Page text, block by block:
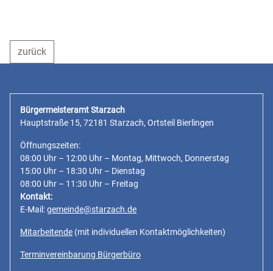
zurück
Bürgermeisteramt Starzach
Hauptstraße 15, 72181 Starzach, Ortsteil Bierlingen
Öffnungszeiten:
08:00 Uhr – 12:00 Uhr – Montag, Mittwoch, Donnerstag
15:00 Uhr – 18:30 Uhr – Dienstag
08:00 Uhr – 11:30 Uhr – Freitag
Kontakt:
E-Mail:gemeinde@starzach.de
Mitarbeitende (mit individuellen Kontaktmöglichkeiten)
Terminvereinbarung Bürgerbüro